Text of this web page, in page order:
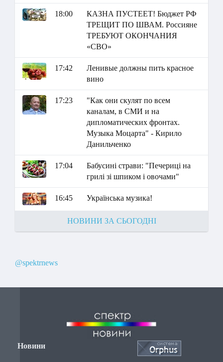
18:00
КАЗНА ПУСТЕЕТ! Бюджет РФ
ТРЕЩИТ ПО ШВАМ. Россияне
ТРЕБУЮТ ОКОНЧАНИЯ
«СВО»
17:42
Ленивые должны пить красное
вино
17:23
"Как они скулят по всем
каналам, в СМИ и на
дипломатических фронтах.
Музыка Моцарта" - Кирило
Данильченко
17:04
Бабусині страви: "Печериці на
грилі зі шпиком і овочами"
16:45 Українська музика!
НОВИНИ ЗА СЬОГОДНІ
@spektrnews
Новини